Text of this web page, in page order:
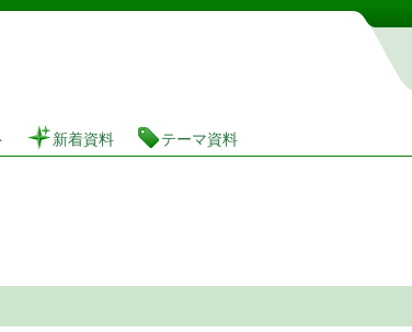
館 蔵書検索・予約システム
新着資料 テーマ資料